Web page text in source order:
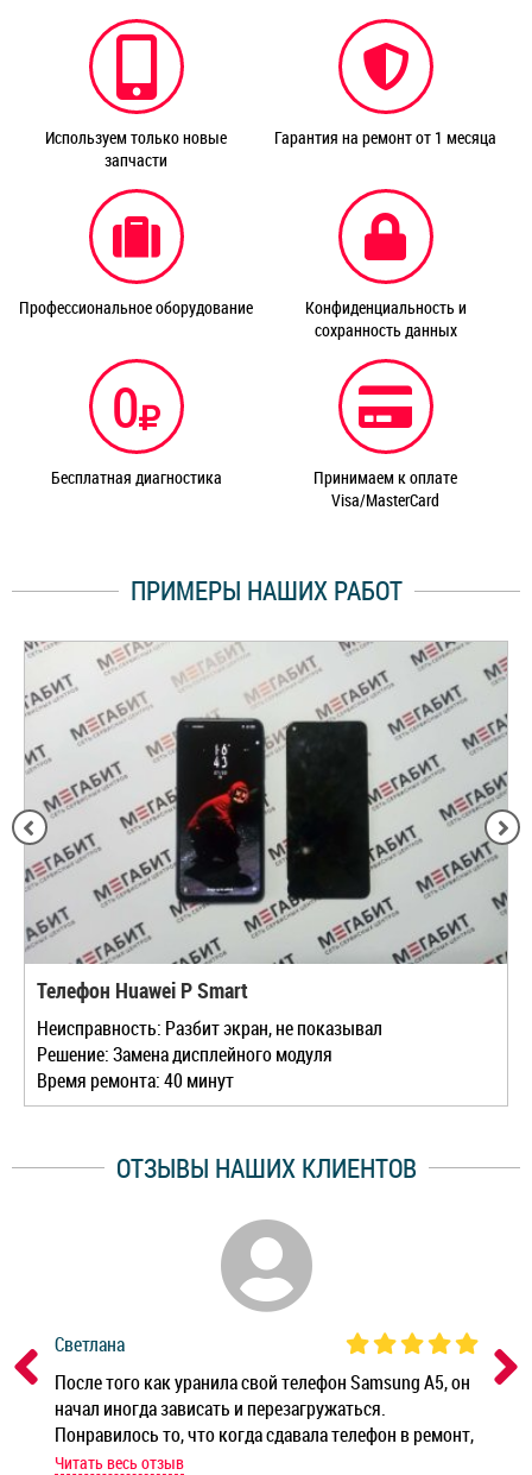
Используем только новые
запчасти
Гарантия на ремонт от 1 месяца
Профессиональное оборудование
Конфиденциальность и
сохранность данных
0
Бесплатная диагностика
Принимаем к оплате
Visa/MasterCard
ПРИМЕРЫ НАШИХ РАБОТ
Телефон Huawei P Smart
Неисправность: Разбит экран, не показывал
Решение: Замена дисплейного модуля
Время ремонта: 40 минут
ОТЗЫВЫ НАШИХ КЛИЕНТОВ
Светлана
После того как уранила свой телефон Samsung A5, он
начал иногда зависать и перезагружаться.
Понравилось то, что когда сдавала телефон в ремонт,
мастер при мне сделал быструю диагностику и сказал
Читать весь отзыв